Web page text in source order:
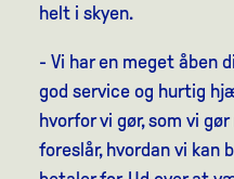
helt i skyen.
- Vi har en meget åben
god service og hurtig
hvorfor vi gør, som vi
foreslår, hvordan vi kan